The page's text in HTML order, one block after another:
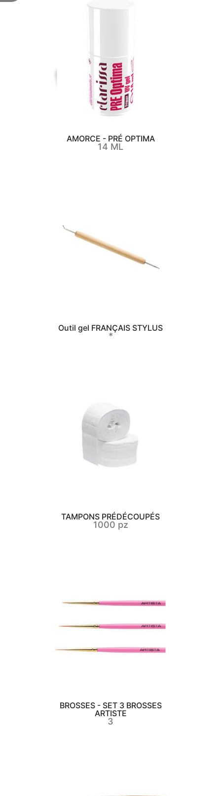
AMORCE - PRÉ OPTIMA
14 ML
Outil gel FRANÇAIS STYLUS
*
TAMPONS PRÉDÉCOUPÉS
1000 pz
BROSSES - SET 3 BROSSES
ARTISTE
3